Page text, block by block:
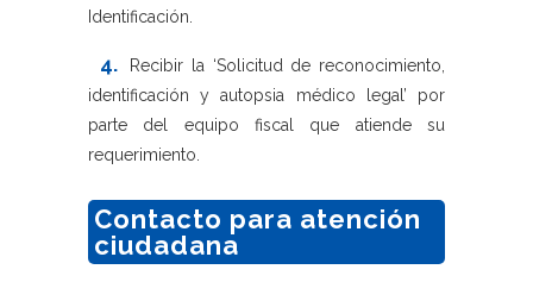
Identificación.
4.
Recibir la ‘Solicitud de reconocimiento,
identificación y autopsia médico legal’ por
parte del equipo fiscal que atiende su
requerimiento.
Contacto para atención
ciudadana